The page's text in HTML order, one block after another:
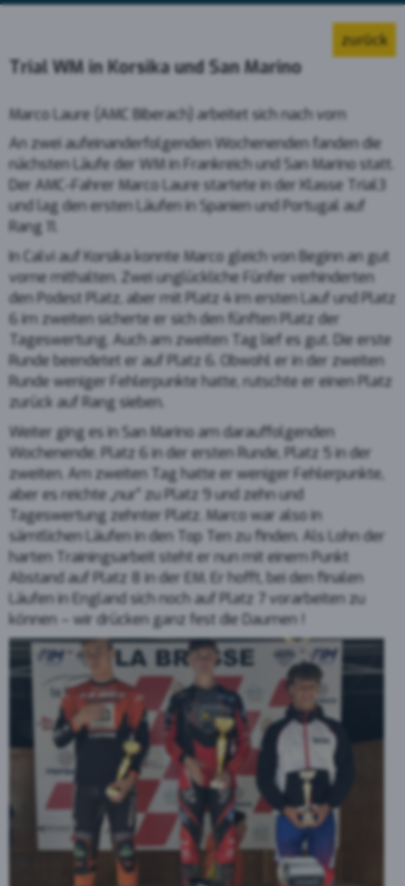
zurück
Trial WM in Korsika und San Marino
Marco Laure (AMC Biberach) arbeitet sich nach vorn
An zwei aufeinanderfolgenden Wochenenden fanden die
nächsten Läufe der WM in Frankreich und San Marino statt.
Der AMC-Fahrer Marco Laure startete in der Klasse Trial3
und lag den ersten Läufen in Spanien und Portugal auf
Rang 11.
In Calvi auf Korsika konnte Marco gleich von Beginn an gut
vorne mithalten. Zwei unglückliche Fünfer verhinderten
den Podest Platz, aber mit Platz 4 im ersten Lauf und Platz
6 im zweiten sicherte er sich den fünften Platz der
Tageswertung. Auch am zweiten Tag lief es gut. Die erste
Runde beendetet er auf Platz 6. Obwohl er in der zweiten
Runde weniger Fehlerpunkte hatte, rutschte er einen Platz
zurück auf Rang sieben.
Weiter ging es in San Marino am darauffolgenden
Wochenende. Platz 6 in der ersten Runde, Platz 5 in der
zweiten. Am zweiten Tag hatte er weniger Fehlerpunkte,
aber es reichte „nur“ zu Platz 9 und zehn und
Tageswertung zehnter Platz. Marco war also in
sämtlichen Läufen in den Top Ten zu finden. Als Lohn der
harten Trainingsarbeit steht er nun mit einem Punkt
Abstand auf Platz 8 in der EM. Er hofft, bei den finalen
Läufen in England sich noch auf Platz 7 vorarbeiten zu
können – wir drücken ganz fest die Daumen !